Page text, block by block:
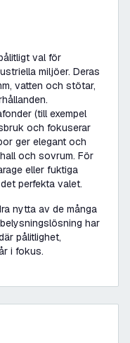
val för
miljöer. Deras
vatten och stötar,
(till exempel
och fokuserar
ger elegant och
och sovrum. För
eller fuktiga
perfekta valet.
nytta av de många
har
pålitlighet,
i fokus.